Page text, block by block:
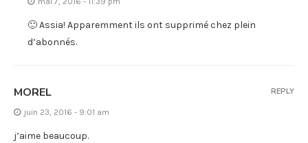
🙂 Assia! Apparemment ils ont supprimé chez plein
d’abonnés.
MOREL
juin 23, 2016 - 9:01 am
j’aime beaucoup.
REPLY